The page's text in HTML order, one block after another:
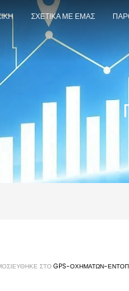
ΣΧΕΤΙΚΑ ΜΕ ΕΜΑΣ
ΣΤΟGPS-ΟΧΗΜΆΤΩΝ-